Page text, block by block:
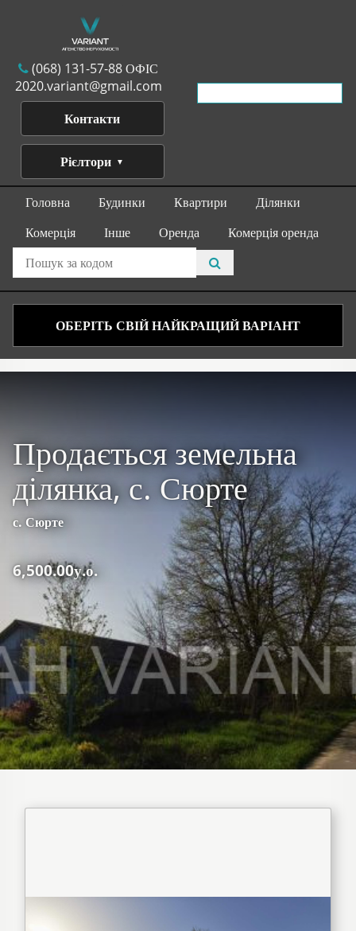
(068) 131-57-88 ОФІС
2020.variant@gmail.com
Контакти
Рієлтори
Головна Будинки Квартири
Ділянки
Комерція
Інше Оренда Комерція оренда
ОБЕРІТЬ СВІЙ НАЙКРАЩИЙ ВАРІАНТ
Продається земельна
ділянка, с. Сюрте
с. Сюрте
6,500.00у.о.